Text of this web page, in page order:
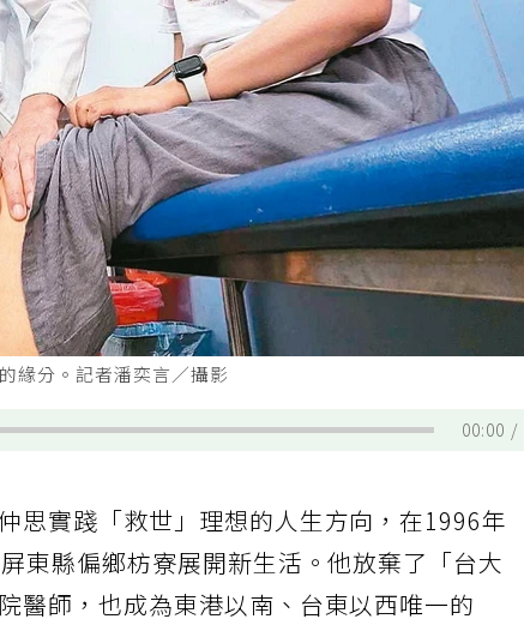
緣分。記者潘奕言／攝影
00:00
思實踐「救世」理想的人生方向，在1996年
東縣偏鄉枋寮展開新生活。他放棄了「台大
醫師，也成為東港以南、台東以西唯一的